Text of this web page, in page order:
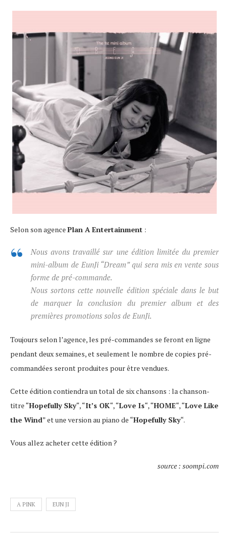
Selon son agence Plan A Entertainment :
Nous avons travaillé sur une édition limitée du premier
mini-album de EunJi “Dream” qui sera mis en vente sous
forme de pré-commande.
Nous sortons cette nouvelle édition spéciale dans le but
de marquer la conclusion du premier album et des
premières promotions solos de EunJi.
Toujours selon l’agence, les pré-commandes se feront en ligne
pendant deux semaines, et seulement le nombre de copies pré-
commandées seront produites pour être vendues.
Cette édition contiendra un total de six chansons : la chanson-
titre “Hopefully Sky“, “It’s OK“, “Love Is“, “HOME“, “Love Like
the Wind” et une version au piano de “Hopefully Sky“.
Vous allez acheter cette édition ?
source : soompi.com
A PINK EUN JI